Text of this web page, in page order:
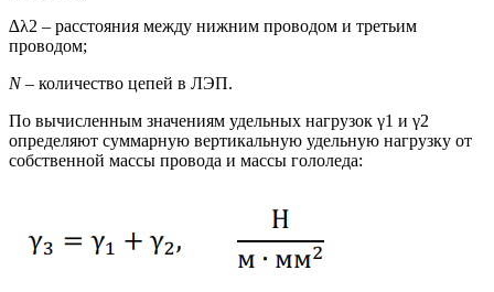
∆λ2 – расстояния между нижним проводом и третьим
проводом;
N– количество цепей в ЛЭП.
По вычисленным значениям удельных нагрузок γ1 и γ2
определяют суммарную вертикальную удельную нагрузку от
собственной массы провода и массы гололеда: